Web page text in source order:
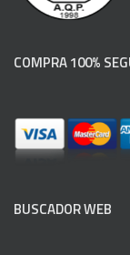
COMPRA 100%
BUSCADOR WEB